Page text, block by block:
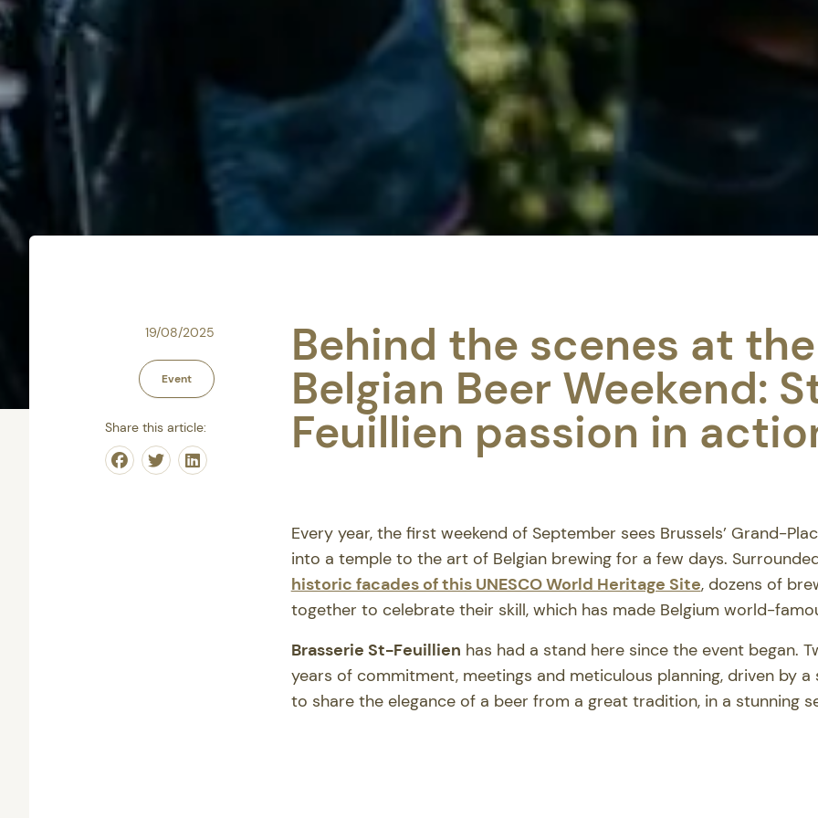
19/08/2025
Event
Share this article:
Share on Facebook
Share on Twitter
Share on Linkedin
Behind the scenes at the
Belgian Beer Weekend:
Feuillien passion in
Every year, the first weekend of September sees Brussels’ Grand-
into a temple to the art of Belgian brewing for a few days.
historic facades of this UNESCO World Heritage Site, dozens of
together to celebrate their skill, which has made Belgium world-
Brasserie St-Feuillien has had a stand here since the event began.
years of commitment, meetings and meticulous planning, driven by a
to share the elegance of a beer from a great tradition, in a stunning